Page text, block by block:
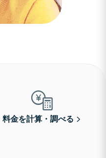
料金を計算・調べる